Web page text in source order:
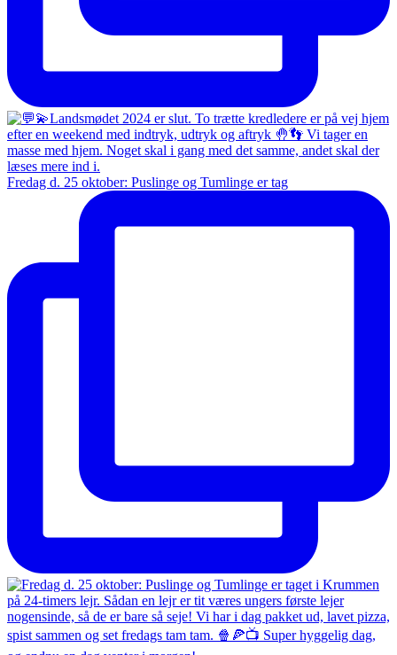
Fredag d. 25 oktober: Puslinge og Tumlinge er tag